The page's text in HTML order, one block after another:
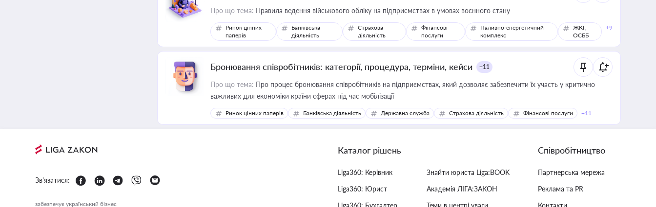
Про що тема: Правила ведення військового обліку на підприємствах в умовах воєнного стану
Ринок цінних
паперів
Банківська
діяльність
Страхова
діяльність
Фінансові
послуги
Паливно-енергетичний
комплекс
ЖКГ,
ОСББ
+9
Бронювання співробітників: категорії, процедура, терміни, кейси +11
Про що тема: Про процес бронювання співробітників на підприємствах, який дозволяє забезпечити їх участь у критично
важливих для економіки країни сферах під час мобілізації
Ринок цінних паперів Банківська діяльність Державна служба Страхова діяльність Фінансові послуги +11
Зв'язатися:
забезпечує український бізнес
Каталог рішень
Liga360: Керівник
Liga360: Юрист
Liga360: Бухгалтер
Знайти юриста Liga:BOOK
Академія ЛІГА:ЗАКОН
Теми в центрі уваги
Співробітництво
Партнерська мережа
Реклама та PR
Контакти